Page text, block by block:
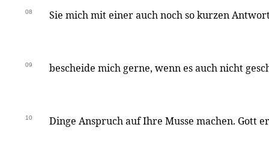
08 Sie mich mit einer auch noch so kurzen
09 bescheide mich gerne, wenn es auch nicht
10 Dinge Anspruch auf Ihre Musse machen. Gott